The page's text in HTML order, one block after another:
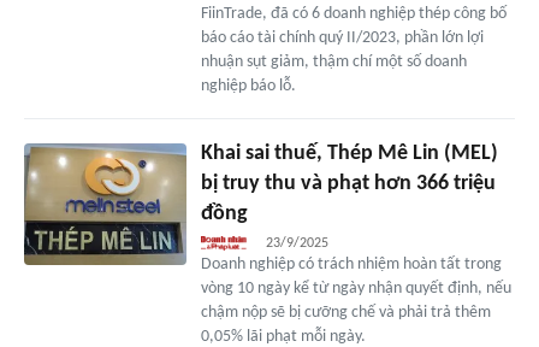
FiinTrade, đã có 6 doanh nghiệp thép công bố
báo cáo tài chính quý II/2023, phần lớn lợi
nhuận sụt giảm, thậm chí một số doanh
nghiệp báo lỗ.
Khai sai thuế, Thép Mê Lin (MEL)
bị truy thu và phạt hơn 366 triệu
đồng
23/9/2025
Doanh nghiệp có trách nhiệm hoàn tất trong
vòng 10 ngày kể từ ngày nhận quyết định, nếu
chậm nộp sẽ bị cưỡng chế và phải trả thêm
0,05% lãi phạt mỗi ngày.